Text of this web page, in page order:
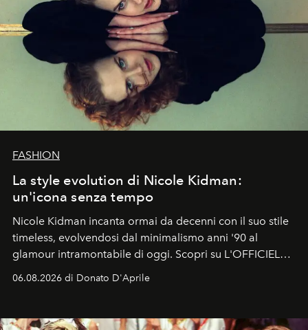
FASHION
La style evolution di Nicole Kidman:
un'icona senza tempo
Nicole Kidman incanta ormai da decenni con il suo stile
timeless, evolvendosi dal minimalismo anni '90 al
glamour intramontabile di oggi. Scopri su L'OFFICIEL
Italia la sua style evolution.
06.08.2026 di Donato D'Aprile